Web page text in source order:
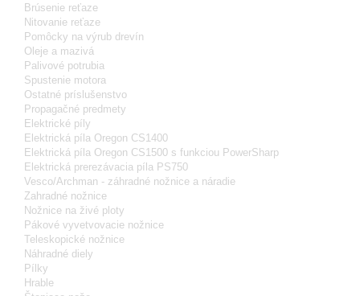
Brúsenie reťaze
Nitovanie reťaze
Pomôcky na výrub drevín
Oleje a mazivá
Palivové potrubia
Spustenie motora
Ostatné príslušenstvo
Propagačné predmety
Elektrické píly
Elektrická píla Oregon CS1400
Elektrická píla Oregon CS1500 s funkciou PowerSharp
Elektrická prerezávacia píla PS750
Vesco/Archman - záhradné nožnice a náradie
Zahradné nožnice
Nožnice na živé ploty
Pákové vyvetvovacie nožnice
Teleskopické nožnice
Náhradné diely
Pílky
Hrable